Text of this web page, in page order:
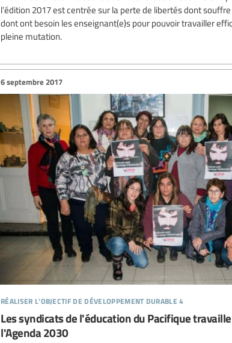
l’édition 2017 est centrée sur la perte de libertés dont
dont ont besoin les enseignant(e)s pour pouvoir travailler
pleine mutation.
réaliser l’objectif de développement durable 4
6 septembre 2017
Les syndicats de l'éducation du Pacifique
l'Agenda 2030